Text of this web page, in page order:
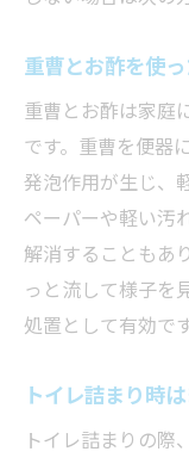
トイレ詰
お湯を
自力解
トイレ
業者依頼前
トイレ詰
安心して
見積もり
追加費
重曹とお酢を使
重曹とお酢は家庭
です。重曹を便器
発泡作用が生じ、
ペーパーや軽い汚
解消することもあ
っと流して様子を
処置として有効です
トイレ詰まり時
トイレ詰まりの際